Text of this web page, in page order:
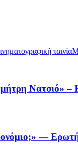
ταινία
Νατσιό» –
—